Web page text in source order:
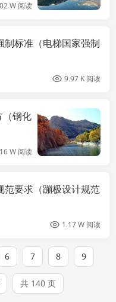
W 阅读
制标准（电梯国家强制
9.97 K 阅读
（钢化
W 阅读
范要求（蹦极设计规范
1.17 W 阅读
6 7 8 9
共 140 页